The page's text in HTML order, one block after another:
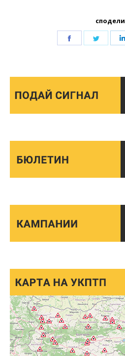
сподели